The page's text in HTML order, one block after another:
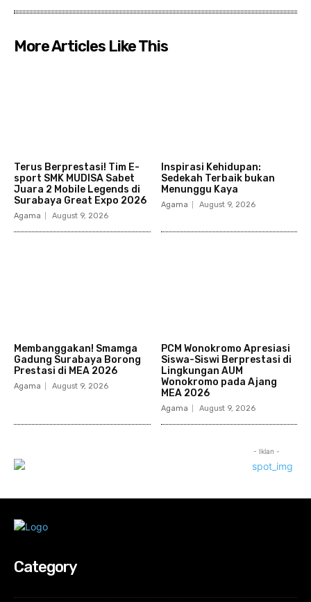
More Articles Like This
Terus Berprestasi! Tim E-
sport SMK MUDISA Sabet
Juara 2 Mobile Legends di
Surabaya Great Expo 2026
Agama August 9, 2026
Inspirasi Kehidupan:
Sedekah Terbaik bukan
Menunggu Kaya
Agama August 9, 2026
Membanggakan! Smamga
Gadung Surabaya Borong
Prestasi di MEA 2026
Agama August 9, 2026
PCM Wonokromo Apresiasi
Siswa-Siswi Berprestasi di
Lingkungan AUM
Wonokromo pada Ajang
MEA 2026
Agama August 9, 2026
- Iklan -
Category